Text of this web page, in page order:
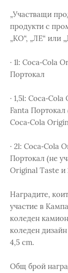
„Участващи
продукти с
„КО“, „ЛЕ“ или
· 1l: Coca‑Cola
Портокал
· 1,5l:
Fanta Портокал
Coca‑Cola
· 2l: Coca‑Cola
Портокал (не
Original Taste и
Наградите,
участие в
коледен
коледен
4,5 cm.
Общ брой